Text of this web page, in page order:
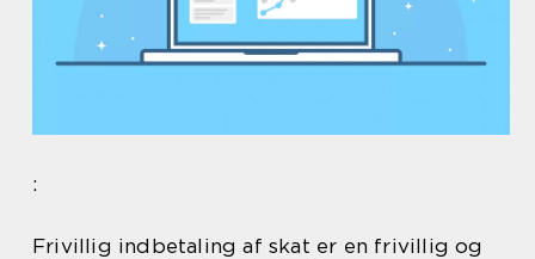
:
Frivillig indbetaling af skat er en frivillig og